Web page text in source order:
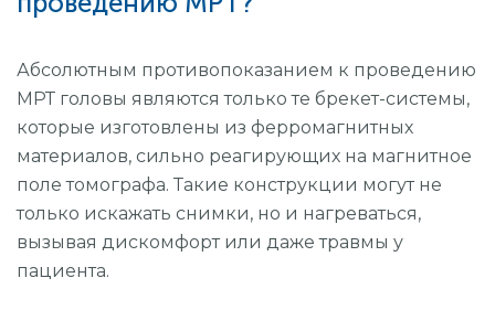
Абсолютным противопоказанием к проведению
МРТ головы являются только те брекет-системы,
которые изготовлены из ферромагнитных
материалов, сильно реагирующих на магнитное
поле томографа. Такие конструкции могут не
только искажать снимки, но и нагреваться,
вызывая дискомфорт или даже травмы у
пациента.